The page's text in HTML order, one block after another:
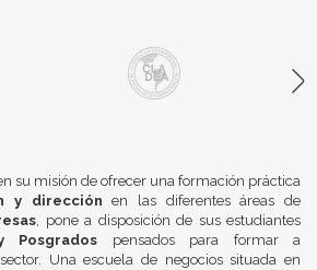
su misión de ofrecer una formación práctica
y dirección en las diferentes áreas de
, pone a disposición de sus estudiantes
Posgrados pensados para formar a
Una escuela de negocios situada en